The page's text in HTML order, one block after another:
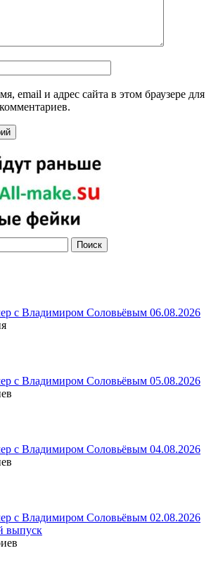
email и адрес сайта в этом браузере для
с Владимиром Соловьёвым 06.08.2026
с Владимиром Соловьёвым 05.08.2026
с Владимиром Соловьёвым 04.08.2026
с Владимиром Соловьёвым 02.08.2026
выпуск